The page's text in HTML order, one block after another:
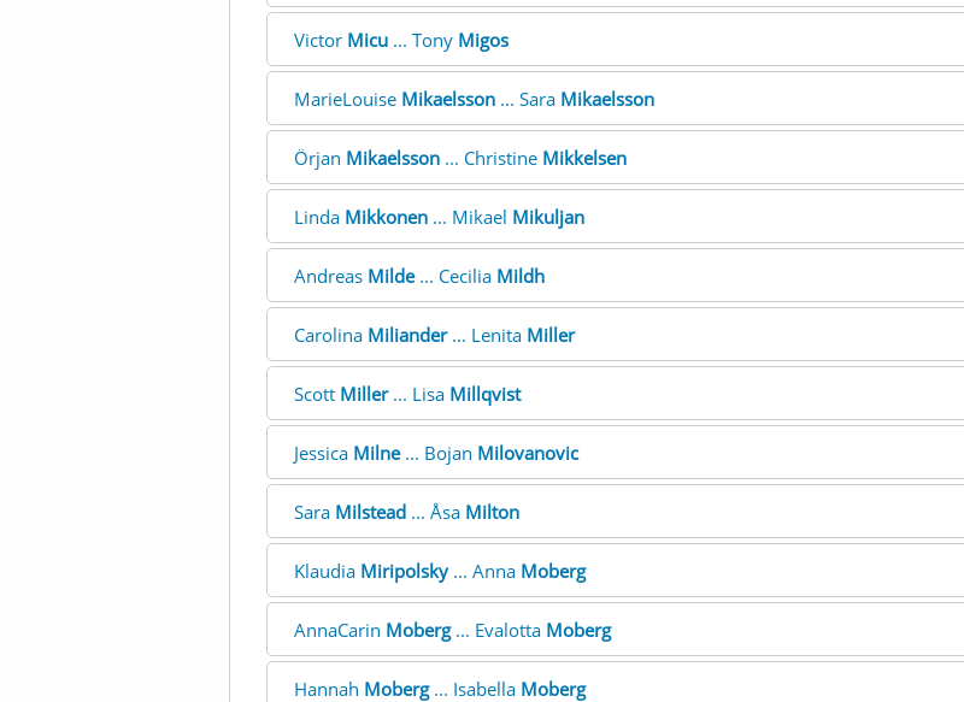
Victor Micu... Tony Migos
MarieLouise Mikaelsson... Sara Mikaelsson
Örjan Mikaelsson... Christine Mikkelsen
Linda Mikkonen... Mikael Mikuljan
Andreas Milde... Cecilia Mildh
Carolina Miliander... Lenita Miller
Scott Miller... Lisa Millqvist
Jessica Milne... Bojan Milovanovic
Sara Milstead... Åsa Milton
Klaudia Miripolsky... Anna Moberg
AnnaCarin Moberg... Evalotta Moberg
Hannah Moberg... Isabella Moberg